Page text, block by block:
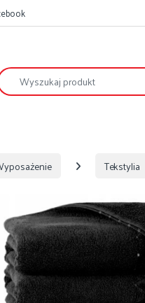
Tekstylia